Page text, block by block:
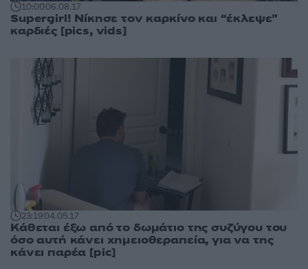
10:0006.08.17
Supergirl! Νίκησε τον καρκίνο και “έκλεψε”
καρδιές [pics, vids]
23:1904.05.17
Κάθεται έξω από το δωμάτιο της συζύγου του
όσο αυτή κάνει χημειοθεραπεία, για να της
κάνει παρέα [pic]